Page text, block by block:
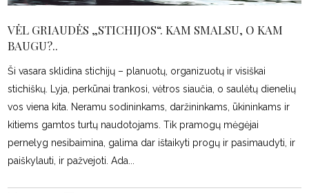
VĖL GRIAUDĖS „STICHIJOS“. KAM SMALSU, O KAM
BAUGU?..
Ši vasara sklidina stichijų – planuotų, organizuotų ir visiškai
stichiškų. Lyja, perkūnai trankosi, vėtros siaučia, o saulėtų dienelių
vos viena kita. Neramu sodininkams, daržininkams, ūkininkams ir
kitiems gamtos turtų naudotojams. Tik pramogų mėgėjai
pernelyg nesibaimina, galima dar ištaikyti progų ir pasimaudyti, ir
paiškylauti, ir pažvejoti. Ada